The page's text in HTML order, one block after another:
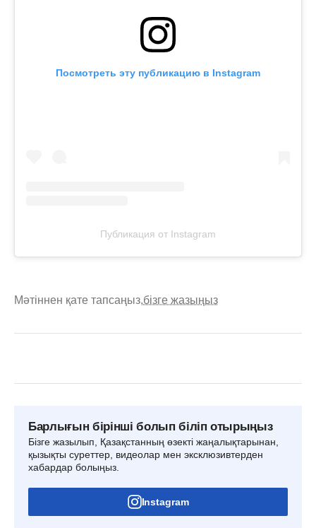
Посмотреть эту публикацию в Instagram
Публикация от Instagram
Мәтіннен қате тапсаңыз,бізге жазыңыз
Барлығын бірінші болып біліп отырыңыз
Бізге жазылып, Қазақстанның өзекті жаңалықтарынан,
қызықты суреттер, видеолар мен эксклюзивтерден
хабардар болыңыз.
Instagram